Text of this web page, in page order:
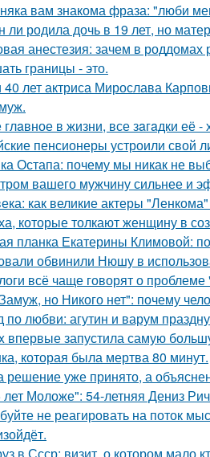
вам знакома фраза: "люби
ли родила дочь в 19 лет, но
анестезия: зачем в роддомах
границы - это.
40 лет актриса Мирослава
в жизни, все зaгaдки её
пенсионеры устроили свой
Остапа: почему мы никак не
вашего мужчину сильнее и
как великие актеры
которые толкают женщину в
планка Екатерины Климовой:
обвинили Нюшу в
всё чаще говорят о
но Никого нет": почему
по любви: агутин и варум
впервые запустила самую
которая была мертва 80 минут.
решение уже принято, а
Моложе": 54-летняя Дениз
не реагировать на поток